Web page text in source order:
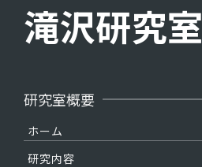
滝沢研究室
研究室概要
ホーム
研究内容